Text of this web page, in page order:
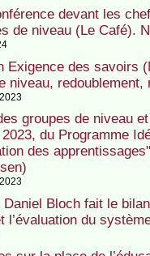
devant les
de niveau (Le Café).
Exigence des savoirs
niveau,
groupes de niveau
du Programme
des
Daniel Bloch fait le
l’évaluation du